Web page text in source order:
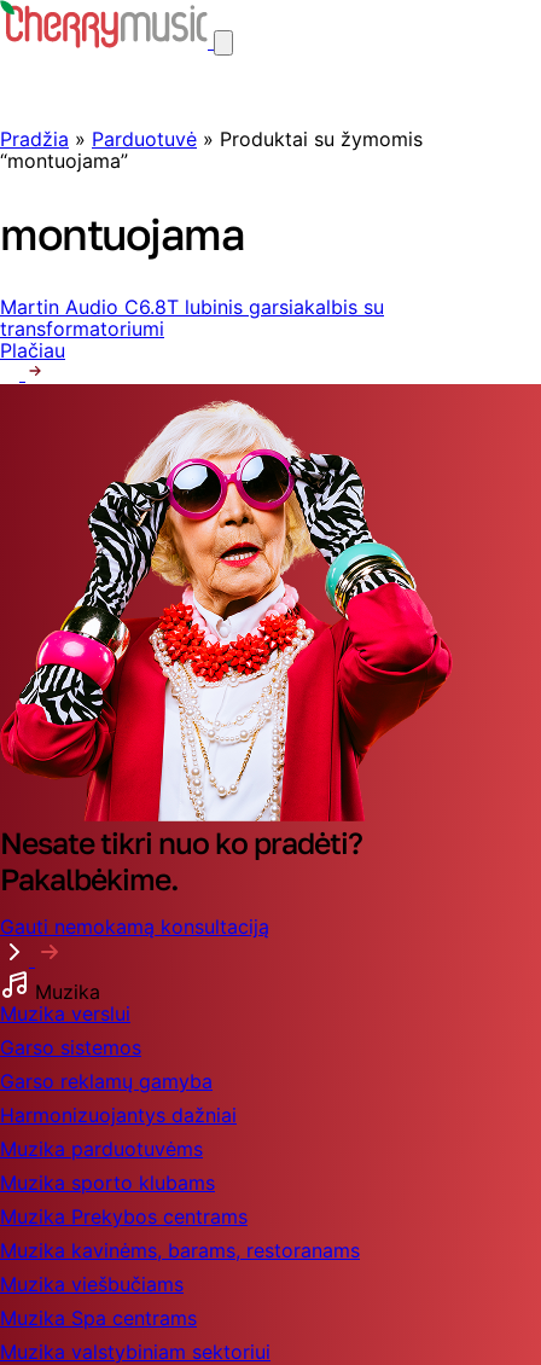
Pradžia » Parduotuvė » Produktai su žymomis
“montuojama”
montuojama
Martin Audio C6.8T lubinis garsiakalbis su
transformatoriumi
Plačiau
Nesate tikri nuo ko pradėti?
Pakalbėkime.
Gauti nemokamą konsultaciją
Muzika
Muzika verslui
Garso sistemos
Garso reklamų gamyba
Harmonizuojantys dažniai
Muzika parduotuvėms
Muzika sporto klubams
Muzika Prekybos centrams
Muzika kavinėms, barams, restoranams
Muzika viešbučiams
Muzika Spa centrams
Muzika valstybiniam sektoriui